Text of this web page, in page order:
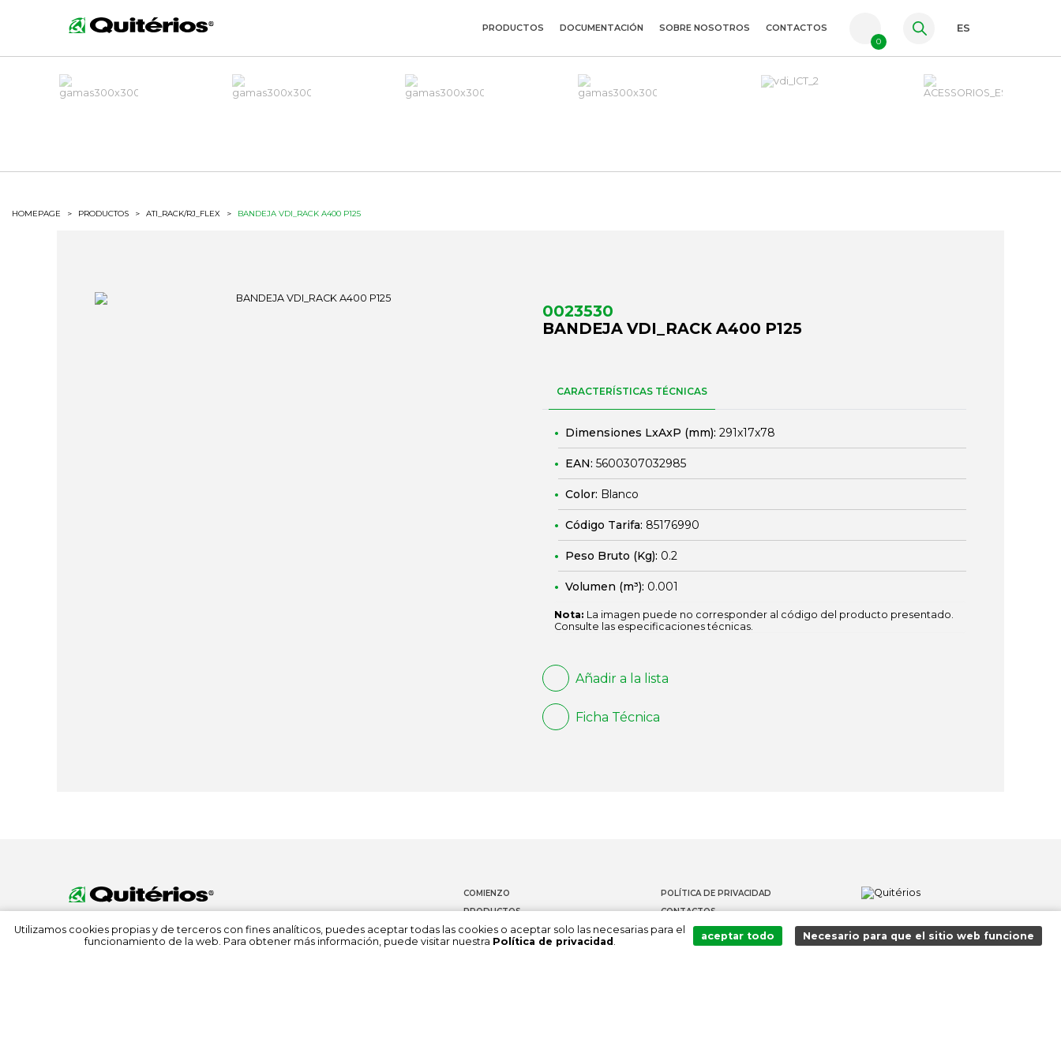
FR
PRODUCTOS DOCUMENTACIÓN SOBRE NOSOTROS CONTACTOS
0
ES
HOMEPAGE > PRODUCTOS > ATI_RACK/RJ_FLEX > BANDEJA VDI_RACK A400 P125
0023530
BANDEJA VDI_RACK A400 P125
CARACTERÍSTICAS TÉCNICAS
Dimensiones LxAxP (mm): 291x17x78
EAN: 5600307032985
Color: Blanco
Código Tarifa: 85176990
Peso Bruto (Kg): 0.2
Volumen (m³): 0.001
Nota: La imagen puede no corresponder al código del producto presentado.
Consulte las especificaciones técnicas.
Añadir a la lista
Ficha Técnica
COMIENZO
PRODUCTOS
DOCUMENTACIÓN
SOBRE NOSOTROS
POLÍTICA DE PRIVACIDAD
CONTACTOS
CANAL DE DENUNCIANTES
Utilizamos cookies propias y de terceros con fines analíticos, puedes aceptar todas las cookies o aceptar solo las necesarias para el
funcionamiento de la web. Para obtener más información, puede visitar nuestra Política de privacidad . aceptar todo Necesario para que el sitio web funcione